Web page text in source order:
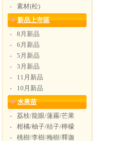
‧
素材(松)
新品上市區
‧
8月新品
‧
6月新品
‧
5月新品
‧
3月新品
‧
11月新品
‧
10月新品
水果苗
‧
荔枝/龍眼/蓮霧/芒果
‧
柑橘/柚子/桔子/檸檬
‧
桃樹/李樹/梅樹/釋迦